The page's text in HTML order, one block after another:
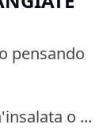
pensando
o ...